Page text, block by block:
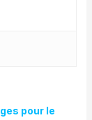
pour le